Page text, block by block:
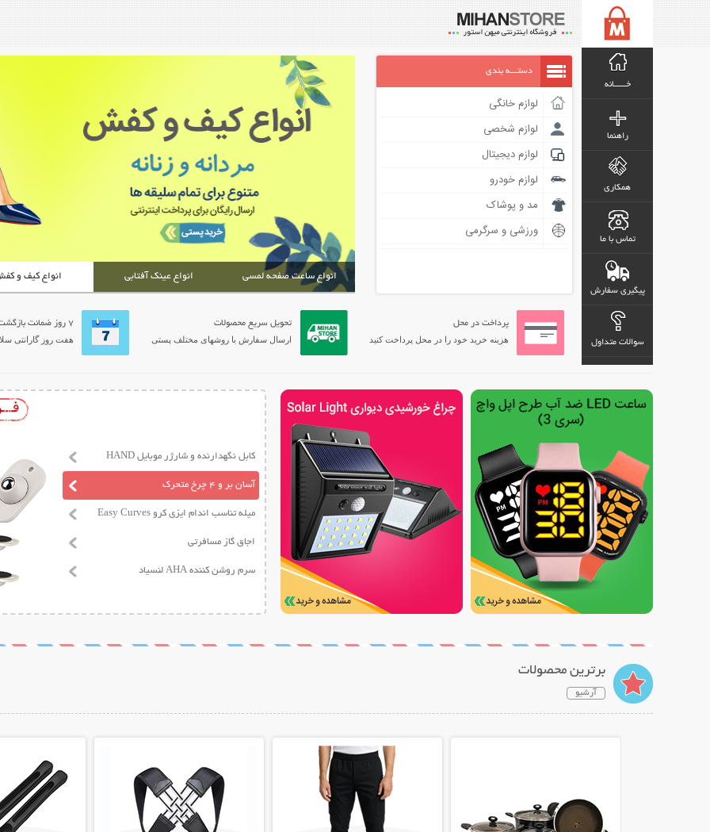
خـــــانه
راهنما
همکاری
تماس با ما
پیگیری سفارش
سوالات متداول
دستـــه بندی
لوازم خانگی
لوازم شخصی
لوازم دیجیتال
لوازم خودرو
مد و پوشاک
ورزشی و سرگرمی
انواع ساعت صفحه لمسی انواع عینک آفتابی انواع کیف و
پرداخت در محل
هزینه خرید خود را در محل پرداخت کنید
تحویل سریع محصولات
ارسال سفارش با روشهای مختلف پستی
7 روز ضمانت بازگشت
هفت روز گارانتی
کابل نگهدارنده و شارژر موبایل HAND
آسان بر و 4 چرخ متحرک
میله تناسب اندام ایزی کرو Easy Curves
اجاق گاز مسافرتی
سرم روشن کننده AHA لنسیاد
برترین محصولات
آرشیو